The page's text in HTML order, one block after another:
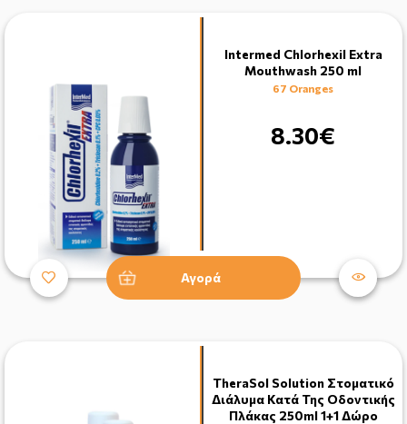
Intermed Chlorhexil Extra
Mouthwash 250 ml
67 Oranges
8.30€
Αγορά
TheraSol Solution Στοματικό
Διάλυμα Κατά Της Οδοντικής
Πλάκας 250ml 1+1 Δώρο